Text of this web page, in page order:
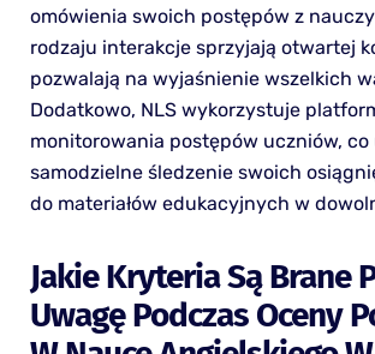
omówienia swoich postępów z
rodzaju interakcje sprzyjają otwartej
pozwalają na wyjaśnienie wszelkich
Dodatkowo, NLS wykorzystuje
monitorowania postępów uczniów, co
samodzielne śledzenie swoich
do materiałów edukacyjnych w
Jakie Kryteria Są Brane
Uwagę Podczas Oceny